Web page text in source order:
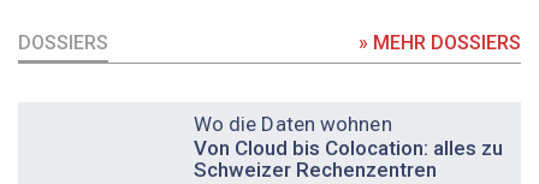
DOSSIERS » MEHR DOSSIERS
Wo die Daten wohnen
Von Cloud bis Colocation: alles zu
Schweizer Rechenzentren